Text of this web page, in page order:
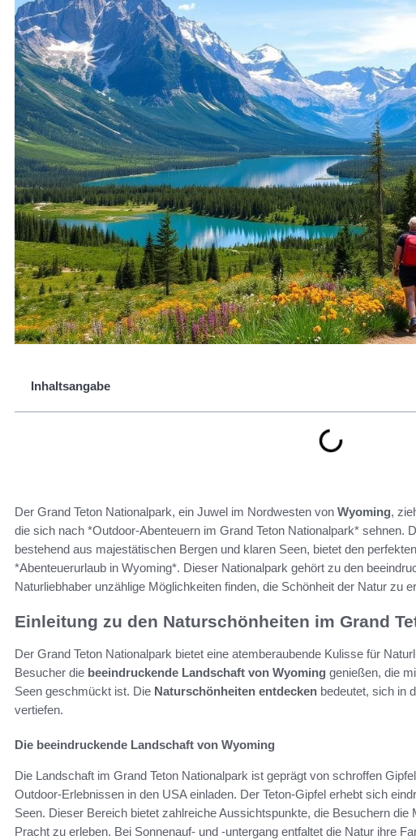
Inhaltsangabe
Der Grand Teton Nationalpark, ein Juwel im Nordwesten von Wyoming,
die sich nach *Outdoor-Abenteuern im Grand Teton Nationalpark* sehnen.
bestehend aus majestätischen Bergen und klaren Seen, bietet den
*Abenteuerurlaub in Wyoming*. Dieser Nationalpark gehört zu den
Naturliebhaber unzählige Möglichkeiten finden, die Schönheit der Natur zu
Einleitung zu den Naturschönheiten im Grand
Der Grand Teton Nationalpark bietet eine atemberaubende Kulisse für
Besucher die beeindruckende Landschaft von Wyoming genießen, die
Seen geschmückt ist. Die Naturschönheiten entdecken bedeutet, sich in
vertiefen.
Die beeindruckende Landschaft von Wyoming
Die Landschaft im Grand Teton Nationalpark ist geprägt von schroffen
Outdoor-Erlebnissen in den USA einladen. Der Teton-Gipfel erhebt sich
Seen. Dieser Bereich bietet zahlreiche Aussichtspunkte, die Besuchern die
Pracht zu erleben. Bei Sonnenauf- und -untergang entfaltet die Natur ihre